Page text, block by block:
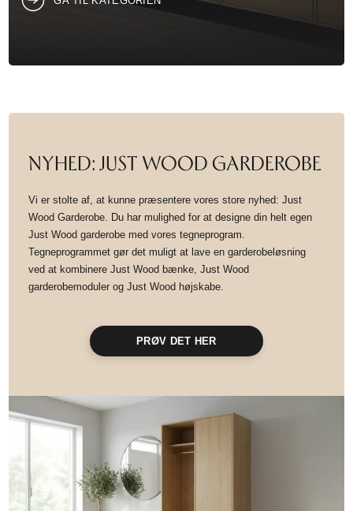
NYHED: JUST WOOD GARDEROBE
Vi er stolte af, at kunne præsentere vores store nyhed: Just
Wood Garderobe. Du har mulighed for at designe din helt egen
Just Wood garderobe med vores tegneprogram.
Tegneprogrammet gør det muligt at lave en garderobeløsning
ved at kombinere Just Wood bænke, Just Wood
garderobemoduler og Just Wood højskabe.
PRØV DET HER